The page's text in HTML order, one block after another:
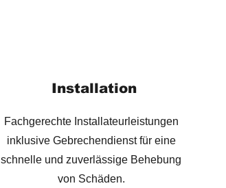
Installation
Fachgerechte Installateurleistungen
inklusive Gebrechendienst für eine
schnelle und zuverlässige Behebung
von Schäden.